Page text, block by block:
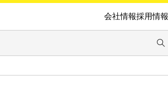
会社情報採用情報